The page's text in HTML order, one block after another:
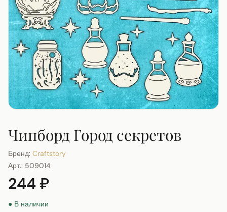
Чипборд Город секретов
Бренд: Craftstory
Арт.: 509014
244 ₽
● В наличии